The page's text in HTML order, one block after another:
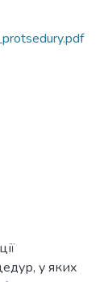
у яких